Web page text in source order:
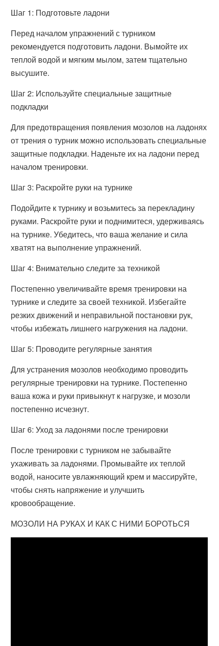
Шаг 1: Подготовьте ладони
Перед началом упражнений с турником
рекомендуется подготовить ладони. Вымойте их
теплой водой и мягким мылом, затем тщательно
высушите.
Шаг 2: Используйте специальные защитные
подкладки
Для предотвращения появления мозолов на ладонях
от трения о турник можно использовать специальные
защитные подкладки. Наденьте их на ладони перед
началом тренировки.
Шаг 3: Раскройте руки на турнике
Подойдите к турнику и возьмитесь за перекладину
руками. Раскройте руки и поднимитеся, удерживаясь
на турнике. Убедитесь, что ваша желание и сила
хватят на выполнение упражнений.
Шаг 4: Внимательно следите за техникой
Постепенно увеличивайте время тренировки на
турнике и следите за своей техникой. Избегайте
резких движений и неправильной постановки рук,
чтобы избежать лишнего нагружения на ладони.
Шаг 5: Проводите регулярные занятия
Для устранения мозолов необходимо проводить
регулярные тренировки на турнике. Постепенно
ваша кожа и руки привыкнут к нагрузке, и мозоли
постепенно исчезнут.
Шаг 6: Уход за ладонями после тренировки
После тренировки с турником не забывайте
ухаживать за ладонями. Промывайте их теплой
водой, наносите увлажняющий крем и массируйте,
чтобы снять напряжение и улучшить
кровообращение.
МОЗОЛИ НА РУКАХ И КАК С НИМИ БОРОТЬСЯ